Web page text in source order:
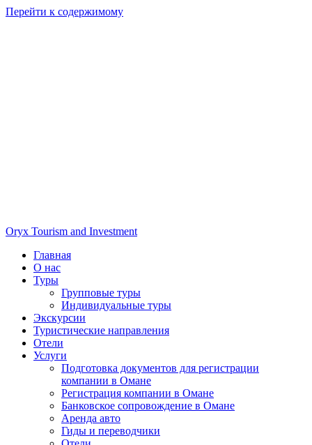
Перейти к содержимому
Oryx Tourism and Investment
Главная
О нас
Туры
Групповые туры
Индивидуальные туры
Экскурсии
Туристические направления
Отели
Услуги
Подготовка документов для регистрации
компании в Омане
Регистрация компании в Омане
Банковское сопровождение в Омане
Аренда авто
Гиды и переводчики